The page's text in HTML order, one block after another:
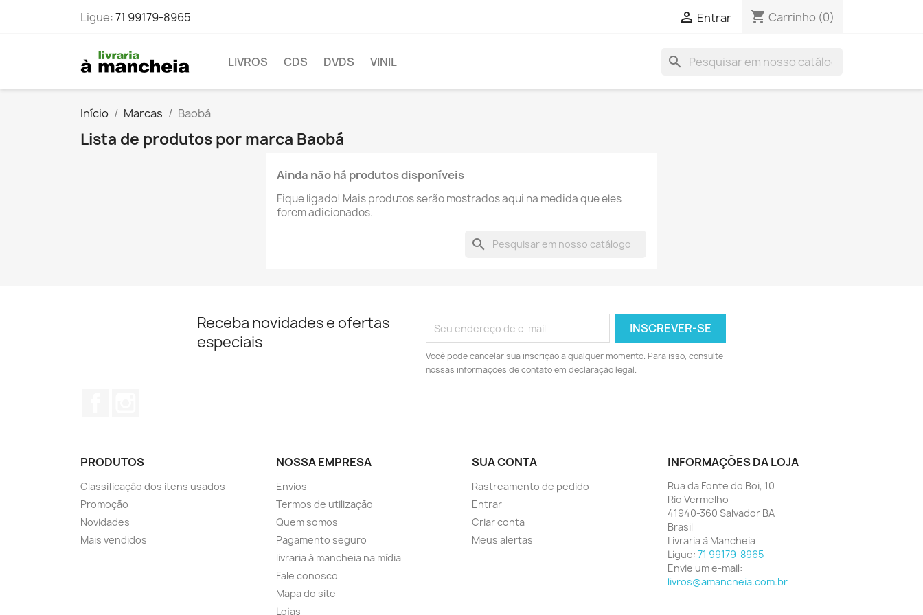
Ligue:71 99179-8965  Entrar shopping_cart Carrinho (0)
LIVROS CDS DVDS VINIL search
Início Marcas Baobá
Lista de produtos por marca Baobá
Ainda não há produtos disponíveis
Fique ligado! Mais produtos serão mostrados aqui na medida que eles
forem adicionados.
search
Receba novidades e ofertas
especiais
Você pode cancelar sua inscrição a qualquer momento. Para isso, consulte
nossas informações de contato em declaração legal.
PRODUTOS
Classificação dos itens usados
Promoção
Novidades
Mais vendidos
NOSSA EMPRESA
Envios
Termos de utilização
Quem somos
Pagamento seguro
livraria à mancheia na mídia
Fale conosco
Mapa do site
Lojas
SUA CONTA
Rastreamento de pedido
Entrar
Criar conta
Meus alertas
INFORMAÇÕES DA LOJA
Rua da Fonte do Boi, 10
Rio Vermelho
41940-360 Salvador BA
Brasil
Livraria à Mancheia
Ligue: 71 99179-8965
Envie um e-mail:
livros@amancheia.com.br